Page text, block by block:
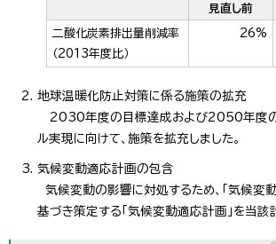
見直し前
二酸化炭素排出量削減率
（2013年度比）
26%
地球温暖化防止対策に係る施策の拡充
2030年度の目標達成および2050年度の
ル実現に向けて、施策を拡充しました。
気候変動適応計画の包含
気候変動の影響に対処するため、「気候変
基づき策定する「気候変動適応計画」を当該